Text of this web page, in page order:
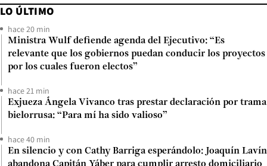
LO ÚLTIMO
hace 20 min
Ministra Wulf defiende agenda del Ejecutivo: “Es
relevante que los gobiernos puedan conducir los proyectos
por los cuales fueron electos”
hace 21 min
Exjueza Ángela Vivanco tras prestar declaración por trama
bielorrusa: “Para mí ha sido valioso”
hace 40 min
En silencio y con Cathy Barriga esperándolo: Joaquín Lavín